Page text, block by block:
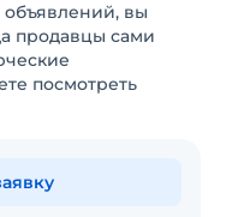
объявлений, вы
продавцы сами
посмотреть